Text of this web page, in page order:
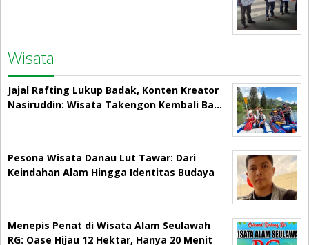
Wisata
Jajal Rafting Lukup Badak, Konten Kreator
Nasiruddin: Wisata Takengon Kembali Ba…
Pesona Wisata Danau Lut Tawar: Dari
Keindahan Alam Hingga Identitas Budaya
Menepis Penat di Wisata Alam Seulawah
RG: Oase Hijau 12 Hektar, Hanya 20 Menit